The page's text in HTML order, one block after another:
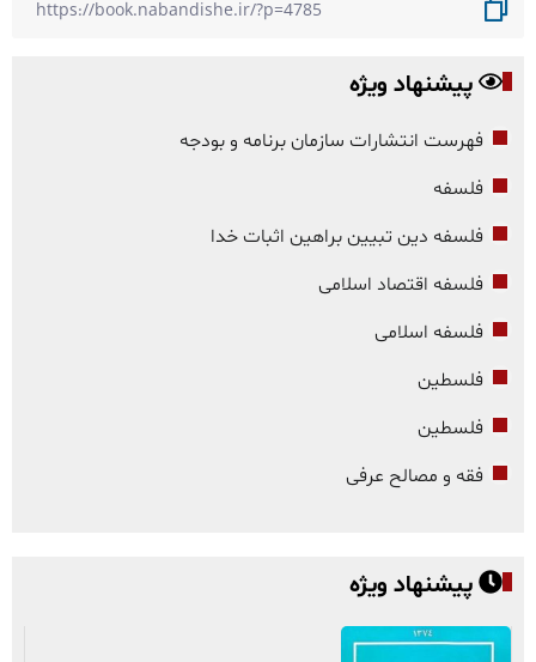
پیشنهاد ویژه
فهرست انتشارات سازمان برنامه و بودجه
فلسفه
فلسفه دین تبیین براهین اثبات خدا
فلسفه اقتصاد اسلامی
فلسفه اسلامی
فلسطین
فلسطین
فقه و مصالح عرفی
پیشنهاد ویژه